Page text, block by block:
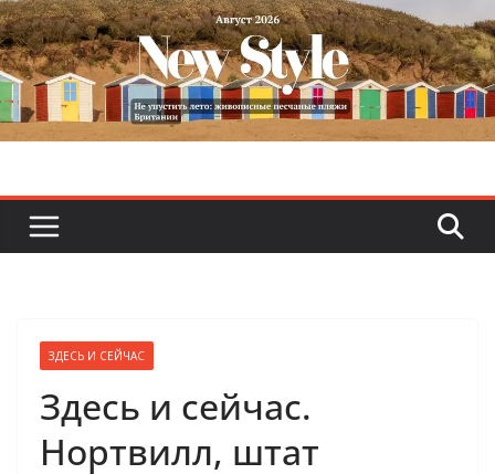
Skip
to
content
ЗДЕСЬ И СЕЙЧАС
Здесь и сейчас.
Нортвилл, штат